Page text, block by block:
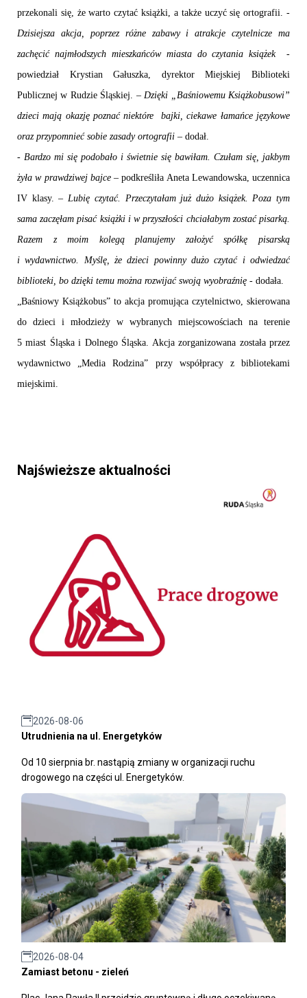
przekonali się, że warto czytać książki, a także uczyć się ortografii. -
Dzisiejsza akcja, poprzez różne zabawy i atrakcje czytelnicze ma
zachęcić najmłodszych mieszkańców miasta do czytania książek
-
powiedział Krystian Gałuszka, dyrektor Miejskiej Biblioteki
Publicznej w Rudzie Śląskiej. –Dzięki „Baśniowemu Książkobusowi”
dzieci mają okazję poznać niektóre
bajki, ciekawe łamańce językowe
oraz przypomnieć sobie zasady ortografii – dodał.
- Bardzo mi się podobało i świetnie się bawiłam. Czułam się, jakbym
żyła w prawdziwej bajce– podkreśliła Aneta Lewandowska, uczennica
IV klasy. –Lubię czytać. Przeczytałam już dużo książek. Poza tym
sama zaczęłam pisać książki i w przyszłości chciałabym zostać pisarką.
Razem z moim kolegą planujemy założyć spółkę pisarską
i wydawnictwo. Myślę, że dzieci powinny dużo czytać i odwiedzać
biblioteki, bo dzięki temu można rozwijać swoją wyobraźnię - dodała.
„Baśniowy Książkobus” to akcja promująca czytelnictwo, skierowana
do dzieci i młodzieży w wybranych miejscowościach na terenie
5 miast Śląska i Dolnego Śląska. Akcja zorganizowana została przez
wydawnictwo „Media Rodzina” przy współpracy z bibliotekami
miejskimi.
Najświeższe aktualności
2026-08-06
Utrudnienia na ul. Energetyków
Od 10 sierpnia br. nastąpią zmiany w organizacji ruchu
drogowego na części ul. Energetyków.
2026-08-04
Zamiast betonu - zieleń